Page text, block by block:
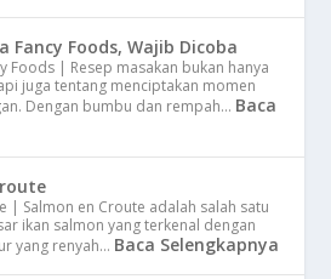
Fancy Foods, Wajib Dicoba
Foods | Resep masakan bukan hanya
juga tentang menciptakan momen
Dengan bumbu dan rempah… Baca
| Salmon en Croute adalah salah satu
ikan salmon yang terkenal dengan
yang renyah… Baca Selengkapnya